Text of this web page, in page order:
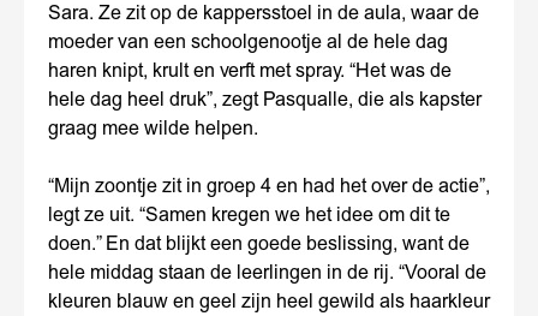
Sara. Ze zit op de kappersstoel in de aula, waar de
moeder van een schoolgenootje al de hele dag
haren knipt, krult en verft met spray. “Het was de
hele dag heel druk”, zegt Pasqualle, die als kapster
graag mee wilde helpen.
“Mijn zoontje zit in groep 4 en had het over de actie”,
legt ze uit. “Samen kregen we het idee om dit te
doen.” En dat blijkt een goede beslissing, want de
hele middag staan de leerlingen in de rij. “Vooral de
kleuren blauw en geel zijn heel gewild als haarkleur